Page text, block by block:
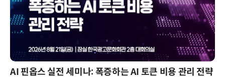
AI 핀옵스 실전 세미나: 폭증하는 AI 토큰 비용 관리 전략